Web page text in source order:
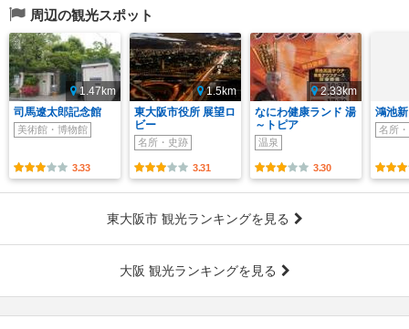
周辺の観光スポット
1.47km
司馬遼太郎記念館
美術館・博物館
3.33
1.5km
東大阪市役所 展望ロ
ビー
名所・史跡
3.31
2.33km
なにわ健康ランド 湯
～トピア
温泉
3.30
鴻池
名所
東大阪市 観光ランキングを見る
大阪 観光ランキングを見る